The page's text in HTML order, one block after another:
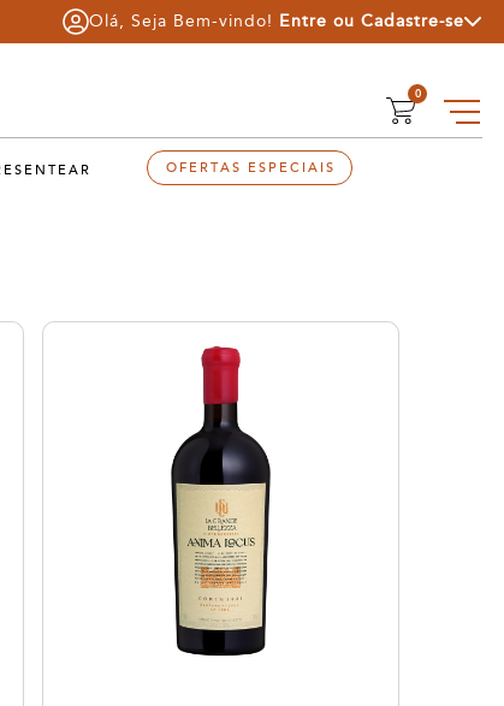
Olá, Seja Bem-vindo! Entre ou Cadastre-se
0
OFERTAS ESPECIAIS